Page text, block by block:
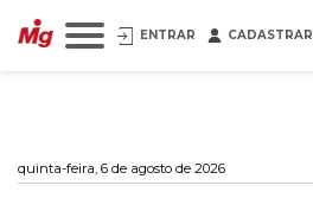
ENTRAR CADASTRAR
quinta-feira, 6 de agosto de 2026